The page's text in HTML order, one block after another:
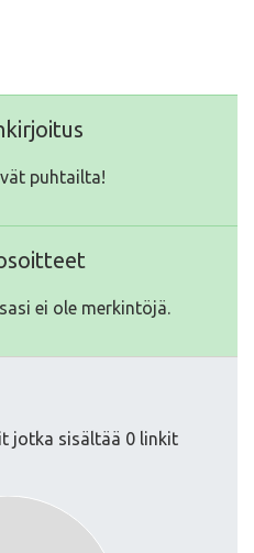
puhtailta!
ei ole merkintöjä.
jotka sisältää 0 linkit